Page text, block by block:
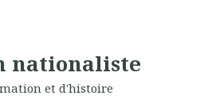
nationaliste
et d'histoire